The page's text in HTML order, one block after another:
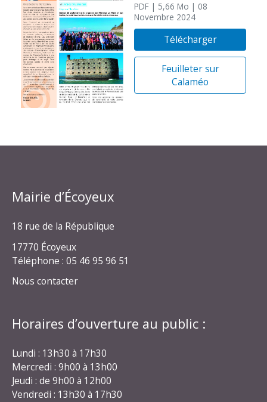
PDF | 5,66 Mo | 08
Novembre 2024
Télécharger
Feuilleter sur
Calaméo
Mairie d’Écoyeux
18 rue de la République
17770 Écoyeux
Téléphone : 05 46 95 96 51
Nous contacter
Horaires d’ouverture au public :
Lundi : 13h30 à 17h30
Mercredi : 9h00 à 13h00
Jeudi : de 9h00 à 12h00
Vendredi : 13h30 à 17h30